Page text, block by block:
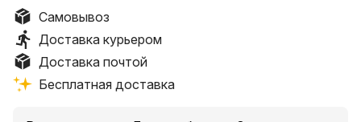
Только качественные материалы!
Аккуратная работа!
Цена в рассрочку 2345р.
Рассрочка через Беларусбанк
Самовывоз
Доставка курьером
Доставка почтой
Бесплатная доставка